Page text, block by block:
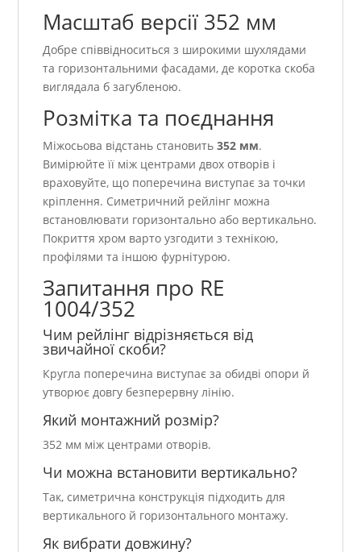
Масштаб версії 352 мм
Добре співвідноситься з широкими шухлядами
та горизонтальними фасадами, де коротка скоба
виглядала б загубленою.
Розмітка та поєднання
Міжосьова відстань становить352 мм.
Вимірюйте її між центрами двох отворів і
враховуйте, що поперечина виступає за точки
кріплення. Симетричний рейлінг можна
встановлювати горизонтально або вертикально.
Покриття хром варто узгодити з технікою,
профілями та іншою фурнітурою.
Запитання про RE
1004/352
Чим рейлінг відрізняється від
звичайної скоби?
Кругла поперечина виступає за обидві опори й
утворює довгу безперервну лінію.
Який монтажний розмір?
352 мм між центрами отворів.
Чи можна встановити вертикально?
Так, симетрична конструкція підходить для
вертикального й горизонтального монтажу.
Як вибрати довжину?